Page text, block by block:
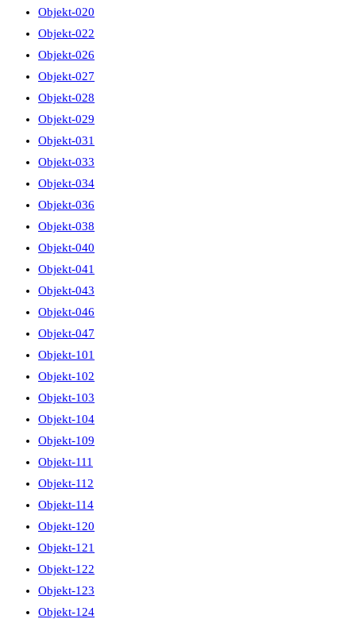
Objekt-020
Objekt-022
Objekt-026
Objekt-027
Objekt-028
Objekt-029
Objekt-031
Objekt-033
Objekt-034
Objekt-036
Objekt-038
Objekt-040
Objekt-041
Objekt-043
Objekt-046
Objekt-047
Objekt-101
Objekt-102
Objekt-103
Objekt-104
Objekt-109
Objekt-111
Objekt-112
Objekt-114
Objekt-120
Objekt-121
Objekt-122
Objekt-123
Objekt-124